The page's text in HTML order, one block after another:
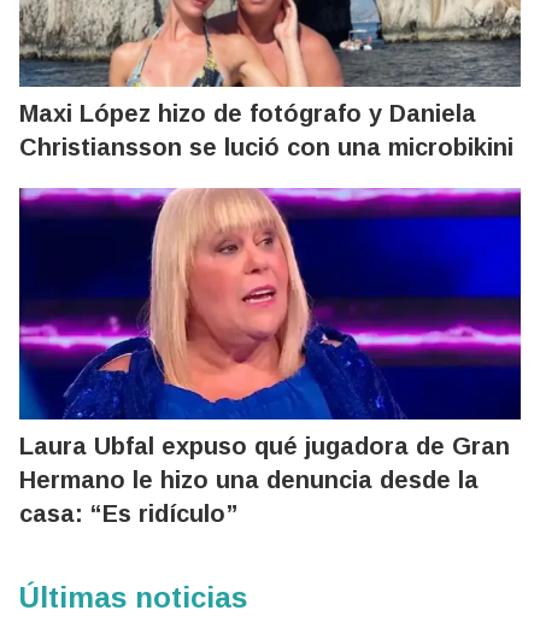
Maxi López hizo de fotógrafo y Daniela
Christiansson se lució con una microbikini
Laura Ubfal expuso qué jugadora de Gran
Hermano le hizo una denuncia desde la
casa: “Es ridículo”
Últimas noticias